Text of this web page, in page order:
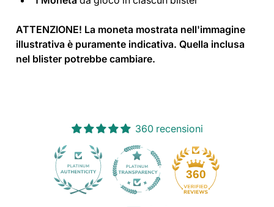
ATTENZIONE! La moneta mostrata nell'immagine
illustrativa è puramente indicativa. Quella inclusa
nel blister potrebbe cambiare.
360 recensioni
360